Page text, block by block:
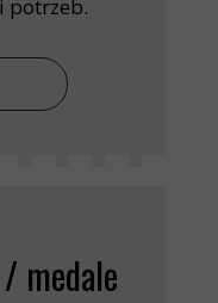
potrzeb.
medale